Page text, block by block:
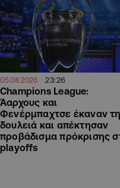
05.08.2026 23:26
Champions League:
Άαρχους και
Φενέρμπαχτσε έκαναν
δουλειά και απέκτησαν
προβάδισμα πρόκρισης
playoffs